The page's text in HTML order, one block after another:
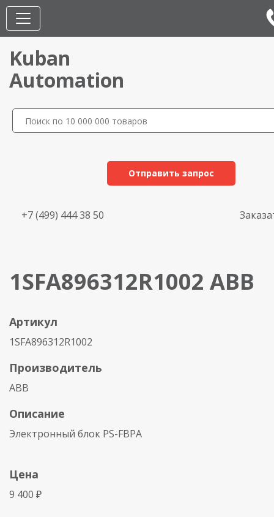
Kuban
Automation
Отправить запрос
+7 (499) 444 38 50
1SFA896312R1002 ABB
Артикул
1SFA896312R1002
Производитель
ABB
Описание
Электронный блок PS-FBPA
Цена
9 400 ₽